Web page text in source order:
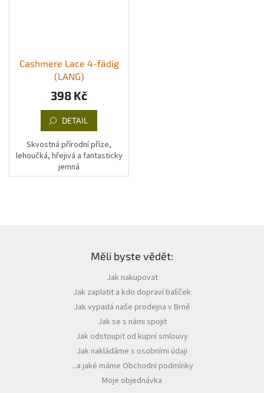
Cashmere Lace 4-fädig
(LANG)
398 Kč
DETAIL
Skvostná přírodní příze,
lehoučká, hřejivá a fantasticky
jemná
Měli byste vědět:
Jak nakupovat
Jak zaplatit a kdo dopraví balíček
Jak vypadá naše prodejna v Brně
Jak se s námi spojit
Jak odstoupit od kupní smlouvy
Jak nakládáme s osobními údaji
...a jaké máme Obchodní podmínky
Moje objednávka